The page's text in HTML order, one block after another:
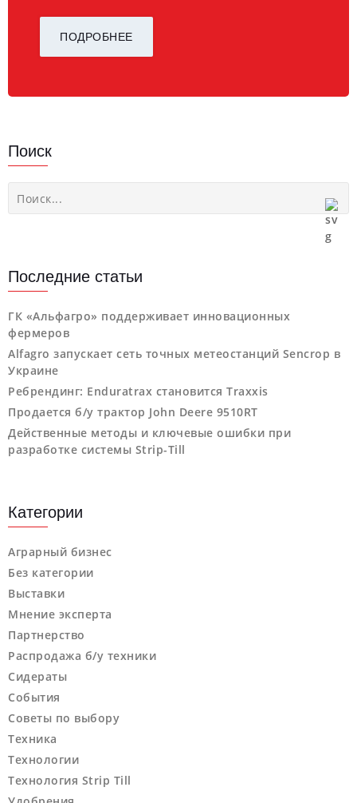
ПОДРОБНЕЕ
Поиск
Последние статьи
ГК «Альфагро» поддерживает инновационных
фермеров
Alfagro запускает сеть точных метеостанций Sencrop в
Украине
Ребрендинг: Enduratrax становится Traxxis
Продается б/у трактор John Deere 9510RT
Действенные методы и ключевые ошибки при
разработке системы Strip-Till
Категории
Аграрный бизнес
Без категории
Выставки
Мнение эксперта
Партнерство
Распродажа б/у техники
Сидераты
События
Советы по выбору
Техника
Технологии
Технология Strip Till